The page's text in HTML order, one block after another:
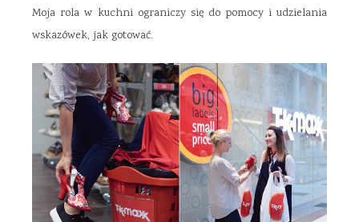
Moja rola w kuchni ograniczy się do pomocy i udzielania
wskazówek, jak gotować.